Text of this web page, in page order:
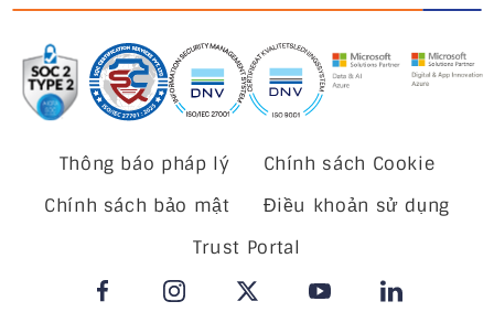
Thông báo pháp lý
Chính sách Cookie
Chính sách bảo mật
Điều khoản sử dụng
Trust Portal